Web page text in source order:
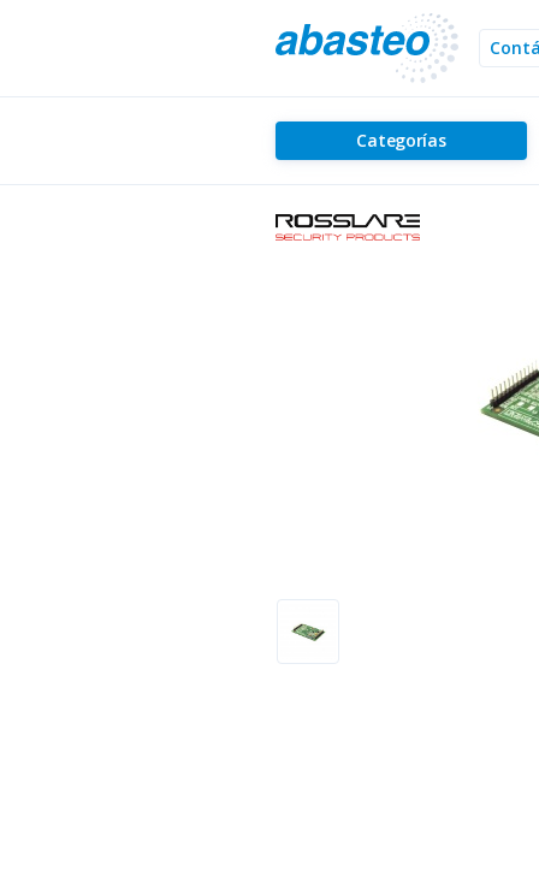
Categorías